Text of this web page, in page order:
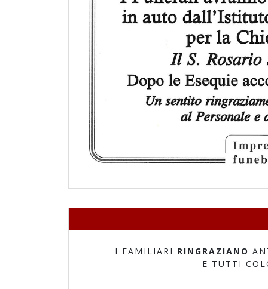
I FAMILIARI RINGRAZIANO
E TUTTI